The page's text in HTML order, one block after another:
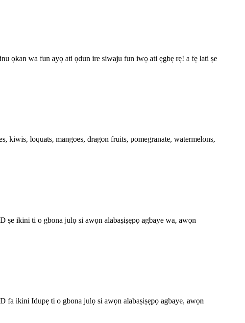
wa fun ayọ ati ọdun ire siwaju fun iwọ ati ẹgbẹ rẹ! a fẹ lati ṣe
kiwis, loquats, mangoes, dragon fruits, pomegranate, watermelons,
ikini ti o gbona julọ si awọn alabaṣiṣẹpọ agbaye wa, awọn
ikini Idupẹ ti o gbona julọ si awọn alabaṣiṣẹpọ agbaye, awọn